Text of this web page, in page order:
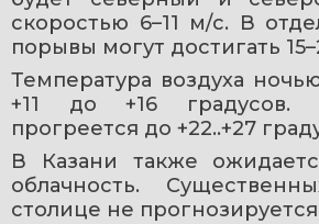
скоростью 6–11 м/с. В
порывы могут достигать
Температура воздуха
+11 до +16 градусов.
прогреется до +22..+27
В Казани также
облачность.
столице не